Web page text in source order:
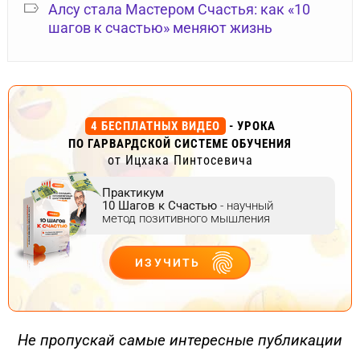
Алсу стала Мастером Счастья: как «10
шагов к счастью» меняют жизнь
4 БЕСПЛАТНЫХ ВИДЕО
- УРОКА
ПО ГАРВАРДСКОЙ СИСТЕМЕ ОБУЧЕНИЯ
от Ицхака Пинтосевича
Практикум
10 Шагов к Счастью - научный
метод позитивного мышления
ИЗУЧИТЬ
ДЕЙСТВУЙ
Не пропускай самые интересные публикации